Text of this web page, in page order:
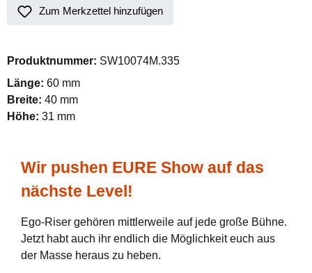
Zum Merkzettel hinzufügen
Produktnummer: SW10074M.335
Länge: 60 mm
Breite: 40 mm
Höhe: 31 mm
Wir pushen EURE Show auf das
nächste Level!
Ego-Riser gehören mittlerweile auf jede große Bühne.
Jetzt habt auch ihr endlich die Möglichkeit euch aus
der Masse heraus zu heben.